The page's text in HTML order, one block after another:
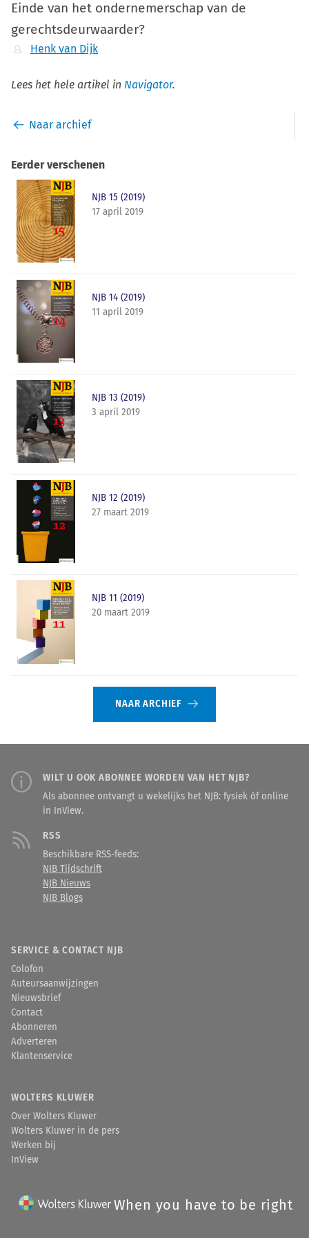
Einde van het ondernemerschap van de
gerechtsdeurwaarder?
Henk van Dijk
Lees het hele artikel in Navigator.
Naar archief
Eerder verschenen
NJB 15 (2019)
17 april 2019
NJB 14 (2019)
11 april 2019
NJB 13 (2019)
3 april 2019
NJB 12 (2019)
27 maart 2019
NJB 11 (2019)
20 maart 2019
NAAR ARCHIEF
WILT U OOK ABONNEE WORDEN VAN HET NJB?
Als abonnee ontvangt u wekelijks het NJB: fysiek óf online
in InView.
RSS
Beschikbare RSS-feeds:
NJB Tijdschrift
NJB Nieuws
NJB Blogs
SERVICE & CONTACT NJB
Colofon
Auteursaanwijzingen
Nieuwsbrief
Contact
Abonneren
Adverteren
Klantenservice
WOLTERS KLUWER
Over Wolters Kluwer
Wolters Kluwer in de pers
Werken bij
InView
When you have to be right